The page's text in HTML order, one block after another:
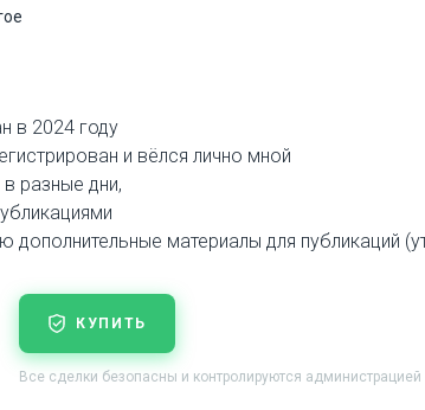
в 2024 году
и вёлся лично мной
разные дни,
материалы для публикаций
КУПИТЬ
Все сделки безопасны и контролируются администрацией